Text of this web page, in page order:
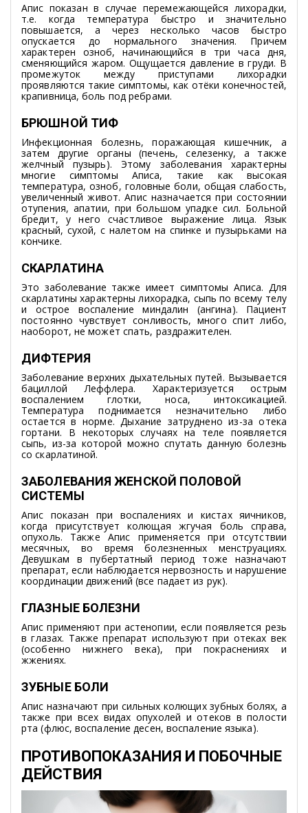
Апис показан в случае перемежающейся лихорадки,
т.е. когда температура быстро и значительно
повышается, а через несколько часов быстро
опускается до нормального значения. Причем
характерен озноб, начинающийся в три часа дня,
сменяющийся жаром. Ощущается давление в груди. В
промежуток между приступами лихорадки
проявляются такие симптомы, как отёки конечностей,
крапивница, боль под ребрами.
БРЮШНОЙ ТИФ
Инфекционная болезнь, поражающая кишечник, а
затем другие органы (печень, селезенку, а также
желчный пузырь). Этому заболевания характерны
многие симптомы Аписа, такие как высокая
температура, озноб, головные боли, общая слабость,
увеличенный живот. Апис назначается при состоянии
отупения, апатии, при большом упадке сил. Больной
бредит, у него счастливое выражение лица. Язык
красный, сухой, с налетом на спинке и пузырьками на
кончике.
СКАРЛАТИНА
Это заболевание также имеет симптомы Аписа. Для
скарлатины характерны лихорадка, сыпь по всему телу
и острое воспаление миндалин (ангина). Пациент
постоянно чувствует сонливость, много спит либо,
наоборот, не может спать, раздражителен.
ДИФТЕРИЯ
Заболевание верхних дыхательных путей. Вызывается
бациллой Леффлера. Характеризуется острым
воспалением глотки, носа, интоксикацией.
Температура поднимается незначительно либо
остается в норме. Дыхание затруднено из-за отека
гортани. В некоторых случаях на теле появляется
сыпь, из-за которой можно спутать данную болезнь
со скарлатиной.
ЗАБОЛЕВАНИЯ ЖЕНСКОЙ ПОЛОВОЙ
СИСТЕМЫ
Апис показан при воспалениях и кистах яичников,
когда присутствует колющая жгучая боль справа,
опухоль. Также Апис применяется при отсутствии
месячных, во время болезненных менструациях.
Девушкам в пубертатный период тоже назначают
препарат, если наблюдается нервозность и нарушение
координации движений (все падает из рук).
ГЛАЗНЫЕ БОЛЕЗНИ
Апис применяют при астенопии, если появляется резь
в глазах. Также препарат используют при отеках век
(особенно нижнего века), при покраснениях и
жжениях.
ЗУБНЫЕ БОЛИ
Апис назначают при сильных колющих зубных болях, а
также при всех видах опухолей и отеков в полости
рта (флюс, воспаление десен, воспаление языка).
ПРОТИВОПОКАЗАНИЯ И ПОБОЧНЫЕ
ДЕЙСТВИЯ